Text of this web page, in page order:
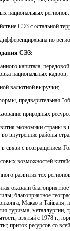
национальных регионов.
СЭЗ с остальной
по
СЭЗ:
капитала,
национальных кадров;
валютной выручки;
предварительная
природных
экономики страны в
внутренние районы
связи с возвращением
возможностей
развития тех
оказали
благоприятное
Макао и
туризма, металлургии,
взятый с 1978 г.;
приток ресурсов со